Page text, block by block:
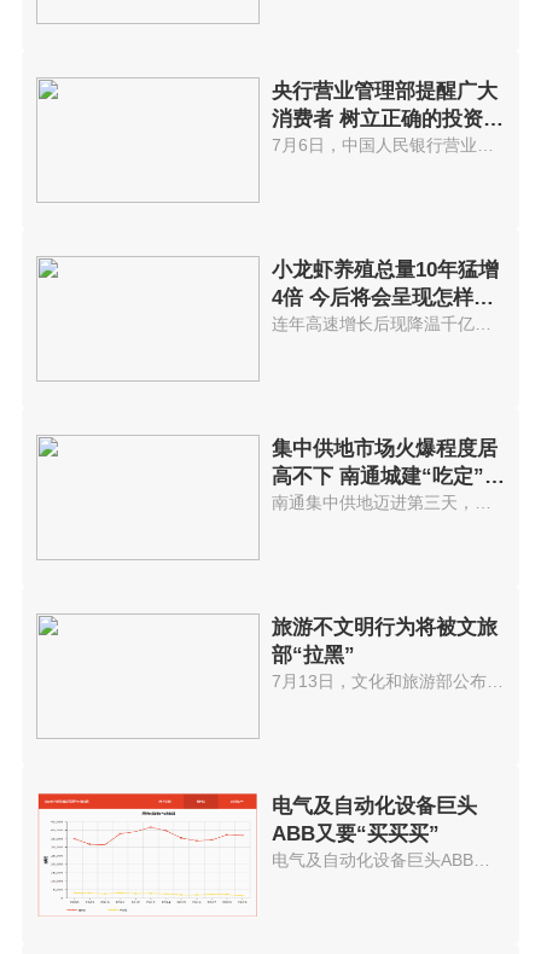
央行营业管理部提醒广大
消费者 树立正确的投资理
念
小龙虾养殖总量10年猛增
4倍 今后将会呈现怎样走
势?
连年高速增长后现降温千亿小龙虾...
集中供地市场火爆程度居
高不下 南通城建“吃定”崇
川
旅游不文明行为将被文旅
部“拉黑”
7月13日，文化和旅游部公布一批...
电气及自动化设备巨头
ABB又要“买买买”
电气及自动化设备巨头ABB又要买...